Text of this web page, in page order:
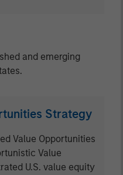
and emerging
Strategy
Value Opportunities
Value
U.S. value equity